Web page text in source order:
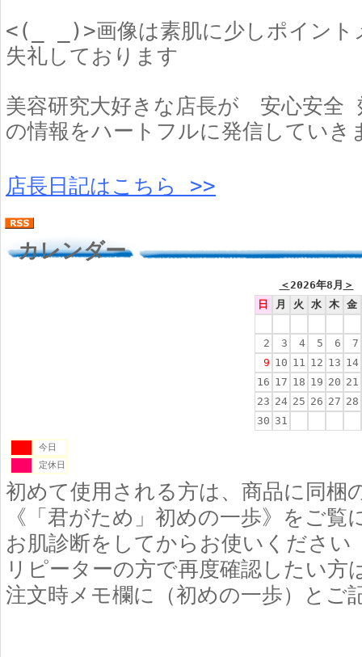
<(_ _)>画像は素肌に少しポイント
失礼しております
美容研究大好きな店長が 安心安全
の情報をハートフルに発信していき
店長日記はこちら >>
カレンダー
＜2026年8月 ＞
日
月 火 水 木 金
2 3 4 5 6
7
9 10 11 12 13 14
16 17 18 19 20 21
23 24 25 26 27 28
30 31
今日
定休日
初めて使用される方は、商品に同梱
《「君がため」初めの一歩》をご覧
お肌診断をしてからお使いください
リピーターの方で再度確認したい方
注文時メモ欄に（初めの一歩）とご